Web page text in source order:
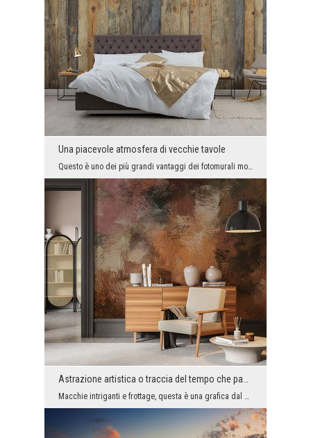
Una piacevole atmosfera di vecchie tavole
Questo è uno dei più grandi vantaggi dei fotomurali moderni. Grazie a loro, puoi avere, per esemp...
Macchie intriganti e frottage, questa è una grafica dal carattere artistico, ma anche molto moder...